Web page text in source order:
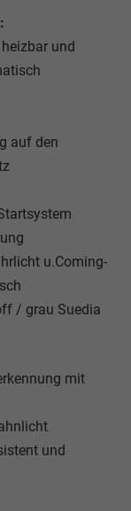
und
auf den
u.Coming-
/ grau Suedia
mit
und